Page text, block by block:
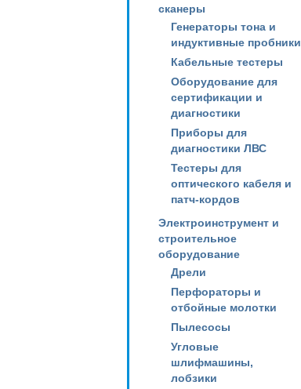
сканеры
Генераторы тона и
индуктивные пробники
Кабельные тестеры
Оборудование для
сертификации и
диагностики
Приборы для
диагностики ЛВС
Тестеры для
оптического кабеля и
патч-кордов
Электроинструмент и
строительное
оборудование
Дрели
Перфораторы и
отбойные молотки
Пылесосы
Угловые
шлифмашины,
лобзики